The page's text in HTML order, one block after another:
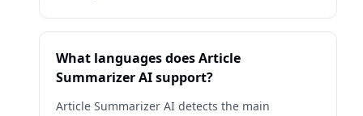
What languages does Article
Summarizer AI support?
Article Summarizer AI detects the main